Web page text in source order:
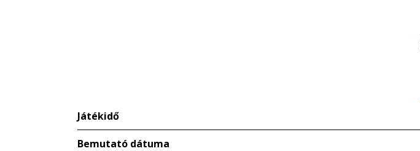
Játékidő
Bemutató dátuma